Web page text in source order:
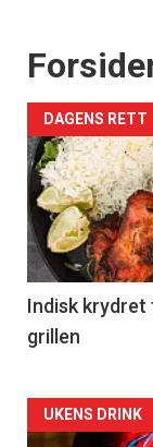
DAGENS RETT
Indisk krydret
grillen
Forsiden
UKENS DRINK